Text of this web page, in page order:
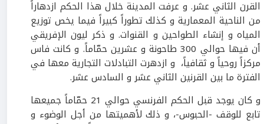
القرن الثاني عشر. و عرفت المدينة خلال هذا الحكم ازدهاراً
من الناحية المعمارية و كذلك تطوراً كبيراً فيما يخص توزيع
المياه و إنشاء الطواحين و القنوات. و ذكر ليون الإفريقي
أن فيها حوالي 300 طاحونة و عشرين حمّاماً. و كانت فاس
مركزاً روحياً و ثقافياً، و ازدهرت التبادلات التجارية معها في
الفترة ما بين القرنين الثاني عشر و السادس عشر.
و كان يوجد قبل الحكم الفرنسي حوالي 21 حمّاماً جميعها
تابع للوقف -الحبوس-، و ذلك لأهميتها من أجل الوضوء و